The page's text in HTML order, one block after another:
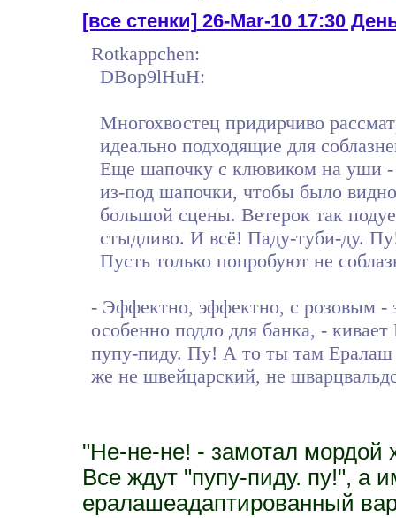
[все стенки]26-Mar-10 17:30
Rotkappchen:
DBop9lHuH:
Многохвостец придирчиво
идеально подходящие для
Еще шапочку с клювиком на уши
из-под шапочки, чтобы было
большой сцены. Ветерок так
стыдливо. И всё! Паду-туби-ду.
Пусть только попробуют не
- Эффектно, эффектно, с розовым -
особенно подло для банка, -
пупу-пиду. Пу! А то ты там Ералаш
же не швейцарский, не
"Не-не-не! - замотал мордой
Все ждут "пупу-пиду. пу!", а
ералашеадаптированный